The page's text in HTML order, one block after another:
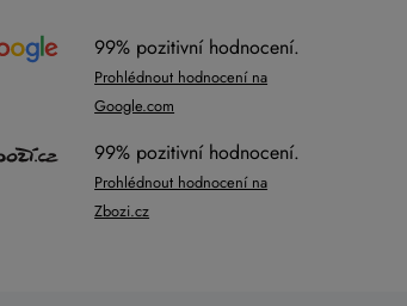
99% pozitivní hodnocení.
Prohlédnout hodnocení na
Google.com
99% pozitivní hodnocení.
Prohlédnout hodnocení na
Zbozi.cz